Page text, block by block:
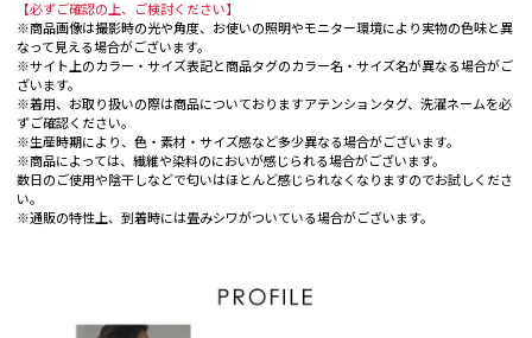
【必ずご確認の上、ご検討ください】
※商品画像は撮影時の光や角度、お使いの照明やモニター環境により実物の色味と異
なって見える場合がございます。
※サイト上のカラー・サイズ表記と商品タグのカラー名・サイズ名が異なる場合がご
ざいます。
※着用、お取り扱いの際は商品についておりますアテンションタグ、洗濯ネームを必
ずご確認ください。
※生産時期により、色・素材・サイズ感など多少異なる場合がございます。
※商品によっては、繊維や染料のにおいが感じられる場合がございます。
数日のご使用や陰干しなどで匂いはほとんど感じられなくなりますのでお試しくださ
い。
※通販の特性上、到着時には畳みシワがついている場合がございます。